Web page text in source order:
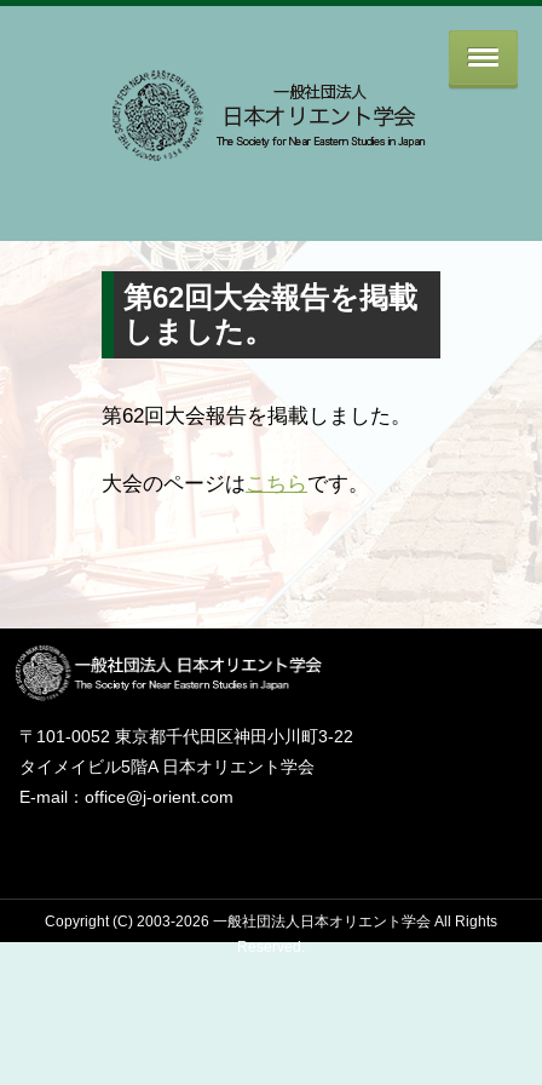
第62回大会報告を掲載
しました。
第62回大会報告を掲載しました。
大会のページはこちらです。
〒101-0052 東京都千代田区神田小川町3-22
タイメイビル5階A 日本オリエント学会
E-mail：office@j-orient.com
Copyright (C) 2003-2026 一般社団法人日本オリエント学会 All Rights
Reserved.